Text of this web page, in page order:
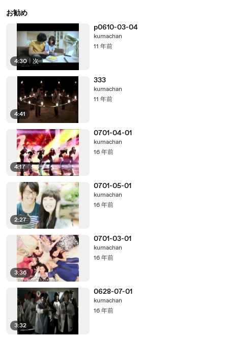
お勧め
4:30 | 次
p0610-03-04
kumachan
11 年前
4:41
333
kumachan
11 年前
4:17
0701-04-01
kumachan
16 年前
2:27
0701-05-01
kumachan
16 年前
3:36
0701-03-01
kumachan
16 年前
3:32
0628-07-01
kumachan
16 年前